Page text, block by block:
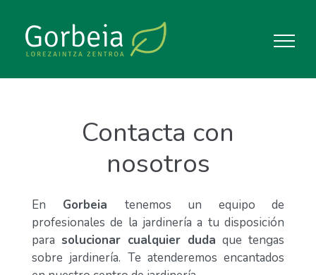
contenido
Contacta con
nosotros
En Gorbeia tenemos un equipo de
profesionales de la jardinería a tu disposición
para solucionar cualquier duda que tengas
sobre jardinería. Te atenderemos encantados